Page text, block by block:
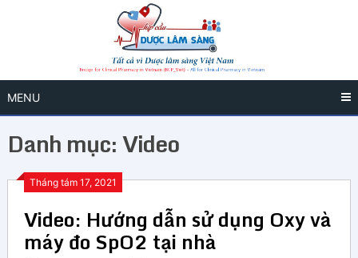
MENU
Danh mục:Video
Tháng tám 17, 2021
Video: Hướng dẫn sử dụng Oxy và
máy đo SpO2 tại nhà